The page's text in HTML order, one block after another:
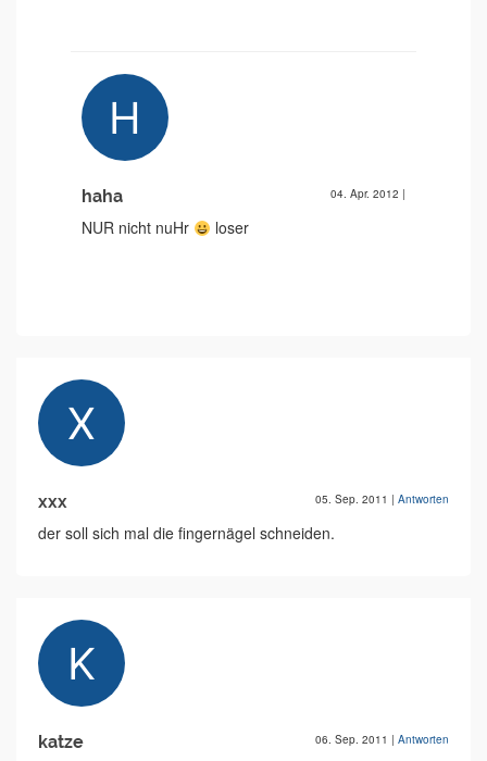
haha 04. Apr. 2012 |
NUR nicht nuHr loser
xxx 05. Sep. 2011 | Antworten
der soll sich mal die fingernägel schneiden.
katze 06. Sep. 2011 | Antworten